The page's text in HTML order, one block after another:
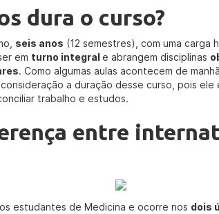
dura o curso?
seis anos (12 semestres), com uma carga
em turno integrale abrangem disciplinas
. Como algumas aulas acontecem de
a duração desse curso, pois
trabalho e estudos.
entre
estudantes de Medicina e ocorre nos dois